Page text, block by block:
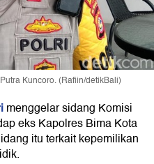
Kuncoro. (Rafiin/detikBali)
menggelar sidang Komisi
eks Kapolres Bima Kota
itu terkait kepemilikan